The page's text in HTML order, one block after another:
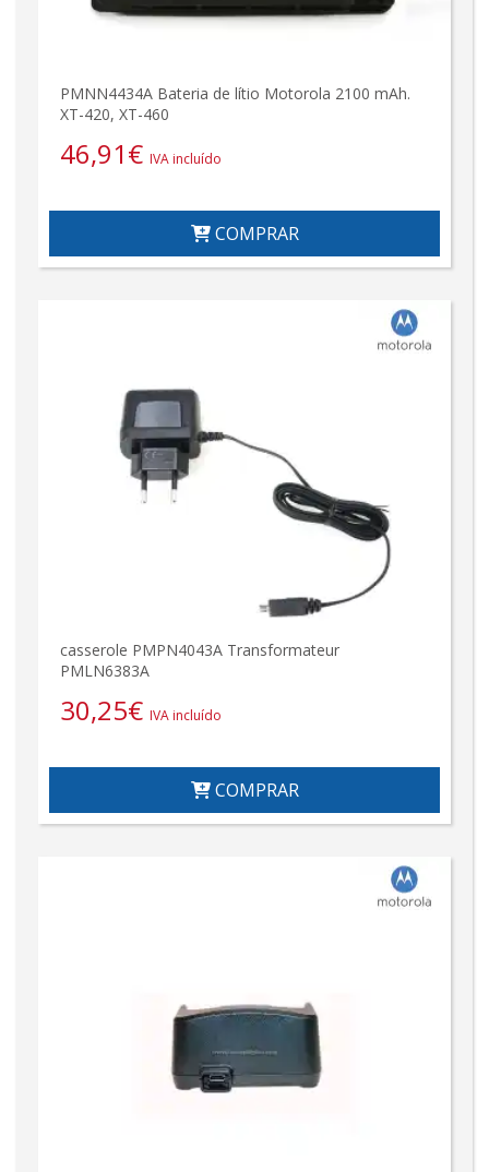
PMNN4434A Bateria de lítio Motorola 2100 mAh.
XT-420, XT-460
46,91€ IVA incluído
COMPRAR
casserole PMPN4043A Transformateur
PMLN6383A
30,25€ IVA incluído
COMPRAR